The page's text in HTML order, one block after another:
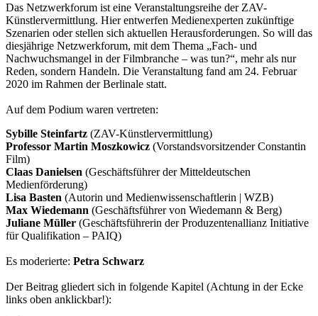
Das Netzwerkforum ist eine Veranstaltungsreihe der ZAV-
Künstlervermittlung. Hier entwerfen Medienexperten zukünftige
Szenarien oder stellen sich aktuellen Herausforderungen. So will das
diesjährige Netzwerkforum, mit dem Thema „Fach- und
Nachwuchsmangel in der Filmbranche – was tun?“, mehr als nur
Reden, sondern Handeln. Die Veranstaltung fand am 24. Februar
2020 im Rahmen der Berlinale statt.
Auf dem Podium waren vertreten:
Sybille Steinfartz (ZAV-Künstlervermittlung)
Professor Martin Moszkowicz (Vorstandsvorsitzender Constantin
Film)
Claas Danielsen (Geschäftsführer der Mitteldeutschen
Medienförderung)
Lisa Basten (Autorin und Medienwissenschaftlerin | WZB)
Max Wiedemann (Geschäftsführer von Wiedemann & Berg)
Juliane Müller (Geschäftsführerin der Produzentenallianz Initiative
für Qualifikation – PAIQ)
Es moderierte: Petra Schwarz
Der Beitrag gliedert sich in folgende Kapitel (Achtung in der Ecke
links oben anklickbar!):